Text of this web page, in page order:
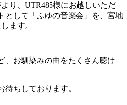
り、UTR485様にお越しいただ
として「ふゆの音楽会」を、宮地
ます。
、お馴染みの曲をたくさん聴け
待ちしております。